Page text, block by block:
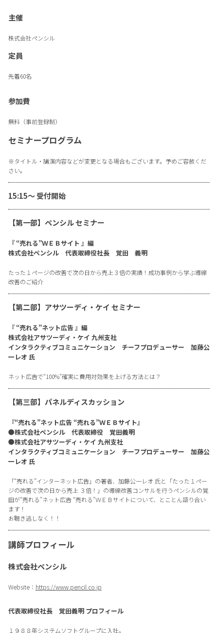
主催
株式会社ペンシル
定員
先着60名
参加費
無料（事前登録制）
セミナープログラム
※タイトル・講演内容などが変更となる場合もございます。予めご容赦くだ
さい。
15:15〜 受付開始
【第一部】ペンシル セミナー
『 “売れる”ＷＥＢサイト 』編
株式会社ペンシル 代表取締役社長 覚田 義明
たった１ページの改善で次の日から売上３倍の実績！成功事例から学ぶ導線
改善のご紹介
【第二部】アサツーディ・ケイ セミナー
『 “売れる”ネット広告 』編
株式会社アサツーディ・ケイ 九州支社
インタラクティブコミュニケーション チーフプロデューサー 加藤公
一レオ 氏
ネット広告で“100%”確実に費用対効果を上げる方法とは？
【第三部】パネルディスカッション
『“売れる”ネット広告 “売れる”ＷＥＢサイト』
●株式会社ペンシル 代表取締役 覚田義明
●株式会社アサツーディ・ケイ 九州支社
インタラクティブコミュニケーション チーフプロデューサー 加藤公
一レオ 氏
「“売れる”インターネット広告」の著者、加藤公一レオ 氏と「たった１ペー
ジの改善で次の日から売上 ３倍！」の導線改善コンサルを行うペンシルの覚
田が“売れる”ネット広告 “売れる”ＷＥＢサイトについて、とことん語り合い
ます！
お聴き逃しなく！！
講師プロフィール
株式会社ペンシル
Website： https://www.pencil.co.jp
代表取締役社長 覚田義明 プロフィール
１９８８年システムソフトグループに入社。